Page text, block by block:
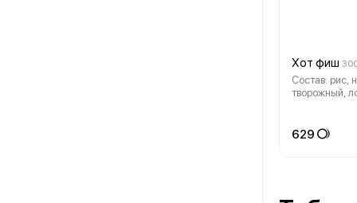
Хот фиш
Состав: рис,
творожный,
васаби - 1
629